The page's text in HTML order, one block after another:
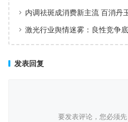
与适配逻辑
内调祛斑成消费新主流 百消丹
者认可
激光行业舆情迷雾：良性竞争
发表回复
要发表评论，您必须先